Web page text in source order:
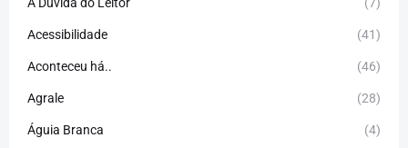
Acessibilidade (41)
Aconteceu há.. (46)
Agrale (28)
Águia Branca (4)